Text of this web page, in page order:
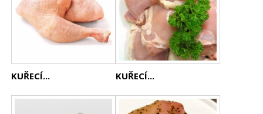
KUŘECÍ... KUŘECÍ...